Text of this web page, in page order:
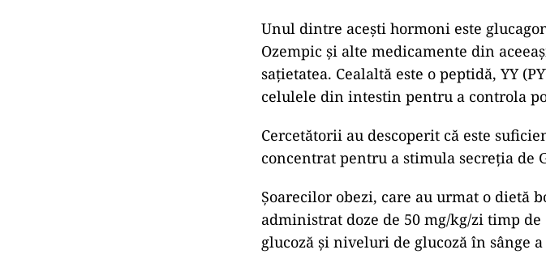
Unul dintre acești hormoni este
Ozempic și alte medicamente din
sațietatea. Cealaltă este o peptidă, YY
celulele din intestin pentru a controla
Cercetătorii au descoperit că este
concentrat pentru a stimula secreția de
Șoarecilor obezi, care au urmat o dietă
administrat doze de 50 mg/kg/zi timp
glucoză și niveluri de glucoză în sânge